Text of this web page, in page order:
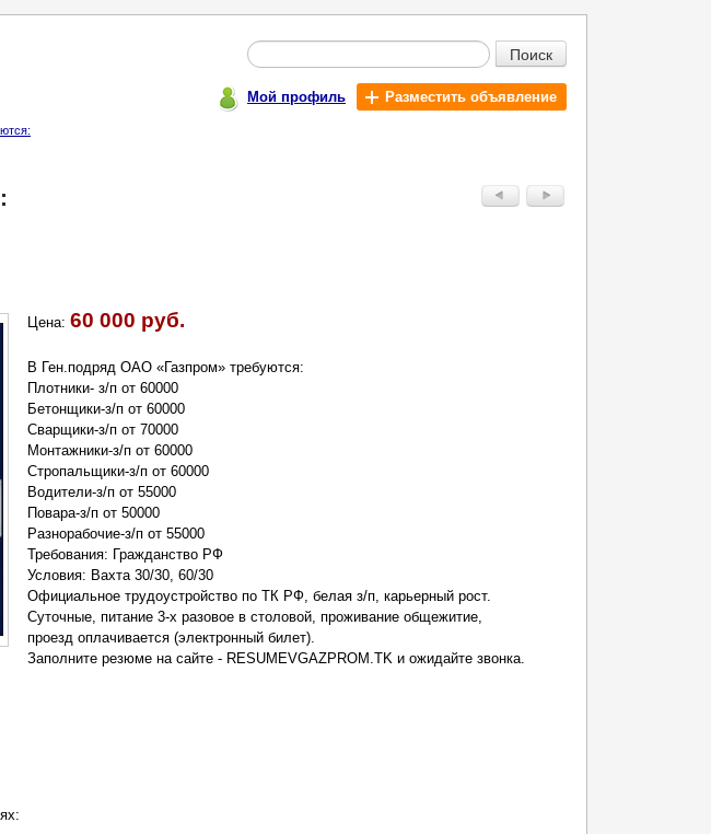
Поиск
Мой профиль Разместить объявление
Цена: 60 000 руб.
В Ген.подряд ОАО «Газпром» требуются:
Плотники- з/п от 60000
Бетонщики-з/п от 60000
Сварщики-з/п от 70000
Монтажники-з/п от 60000
Стропальщики-з/п от 60000
Водители-з/п от 55000
Повара-з/п от 50000
Разнорабочие-з/п от 55000
Требования: Гражданство РФ
Условия: Вахта 30/30, 60/30
Официальное трудоустройство по ТК РФ, белая з/п, карьерный рост.
Суточные, питание 3-х разовое в столовой, проживание общежитие,
проезд оплачивается (электронный билет).
Заполните резюме на сайте - RESUMEVGAZPROM.TK и ожидайте звонка.